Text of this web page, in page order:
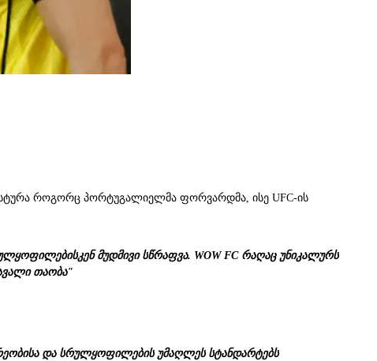
როგორც პორტუგალიელმა ფორვარდმა, ისე UFC-ის
მუდმივი სწრაფვა. WOW FC რაღაც უნიკალურს
თაობა"
და სრულყოფილების უმაღლეს სტანდარტებს